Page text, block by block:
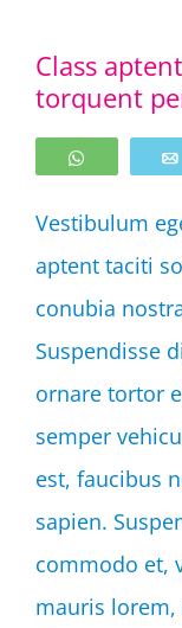
naar
inhoud
Class
torquent
WhatsApp
Vestibulum
aptent taciti
conubia
Suspendisse
ornare tortor
semper
est, faucibus
sapien.
commodo et,
mauris